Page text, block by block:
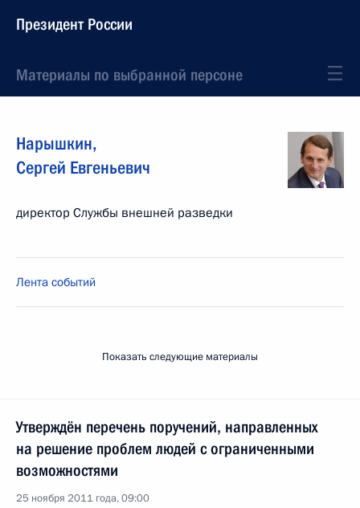
Президент России
Материалы по выбранной персоне
Нарышкин,
Сергей Евгеньевич
директор Службы внешней разведки
Лента событий
Показать следующие материалы
Утверждён перечень поручений, направленных
на решение проблем людей с ограниченными
возможностями
25 ноября 2011 года, 09:00